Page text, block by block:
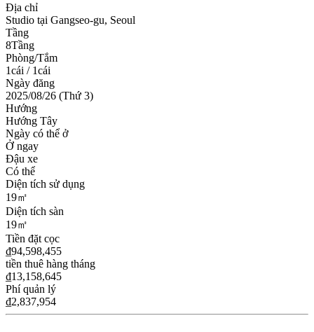
Địa chỉ
Studio tại Gangseo-gu, Seoul
Tầng
8Tầng
Phòng/Tắm
1cái / 1cái
Ngày đăng
2025/08/26 (Thứ 3)
Hướng
Hướng Tây
Ngày có thể ở
Ở ngay
Đậu xe
Có thể
Diện tích sử dụng
19㎡
Diện tích sàn
19㎡
Tiền đặt cọc
₫94,598,455
tiền thuê hàng tháng
₫13,158,645
Phí quản lý
₫2,837,954